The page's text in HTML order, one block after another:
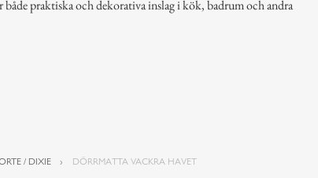
praktiska och dekorativa inslag i kök, badrum och andra
/ DIXIE DÖRRMATTA VACKRA HAVET